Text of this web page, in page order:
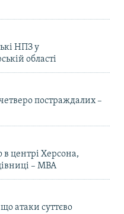
НПЗ у
області
постраждалих –
в центрі Херсона,
– МВА
атаки суттєво